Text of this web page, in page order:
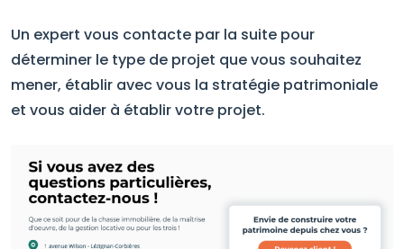
Un expert vous contacte par la suite pour
déterminer le type de projet que vous souhaitez
mener, établir avec vous la stratégie patrimoniale
et vous aider à établir votre projet.